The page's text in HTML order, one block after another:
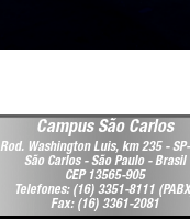
Campus São Carlos
Rod. Washington Luis, km 235 -
São Carlos - São Paulo - Brasil
CEP 13565-905
Telefones: (16) 3351-8111
Fax: (16) 3361-2081